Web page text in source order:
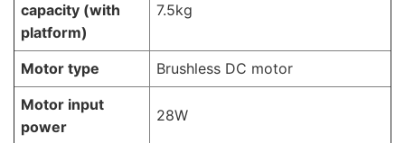
capacity (with
platform)
7.5kg
Motor type
Brushless DC motor
Motor input
power
28W